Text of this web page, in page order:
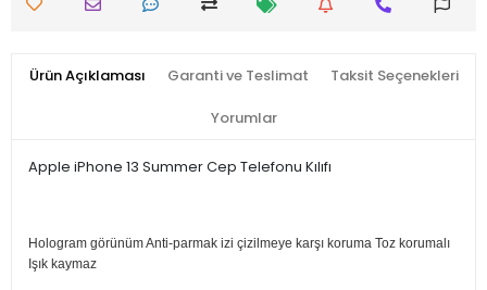
Ürün Açıklaması Garanti ve Teslimat Taksit Seçenekleri
Yorumlar
Apple iPhone 13 Summer Cep Telefonu Kılıfı
Hologram görünüm Anti-parmak izi çizilmeye karşı koruma Toz korumalı
Işık kaymaz